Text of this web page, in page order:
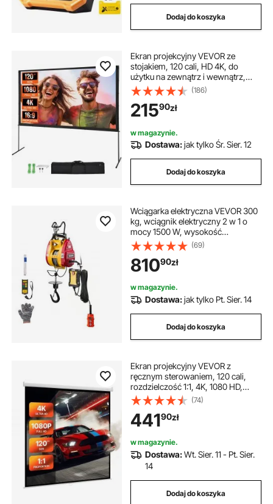
Dodaj do koszyka
Ekran projekcyjny VEVOR ze
stojakiem, 120 cali, HD 4K, do
użytku na zewnątrz i wewnątrz,
szybko składany, przenośny ekran
filmowy 16:9 do kina domowego,
na kemping, imprezy rekreacyjne
itp., czarny
(186)
21590zł
w magazynie.
Dostawa:jak tylko Śr. Sier. 12
Dodaj do koszyka
Wciągarka elektryczna VEVOR 300
kg, wciągnik elektryczny 2 w 1 o
mocy 1500 W, wysokość
podnoszenia 30 m, naciąg liny 18,9
m/min, z przewodowym i
bezprzewodowym pilotem
zdalnego sterowania do fabryk,
magazynów i garaży
(69)
81090zł
w magazynie.
Dostawa:jak tylko Pt. Sier. 14
Dodaj do koszyka
Ekran projekcyjny VEVOR z
ręcznym sterowaniem, 120 cali,
rozdzielczość 1:1, 4K, 1080 HD,
zwijany, montowany na ścianie, z
linką, przenośny, zwijany ekran do
kina domowego
(74)
44190zł
w magazynie.
Dostawa:Wt. Sier. 11 - Pt. Sier.
14
Dodaj do koszyka